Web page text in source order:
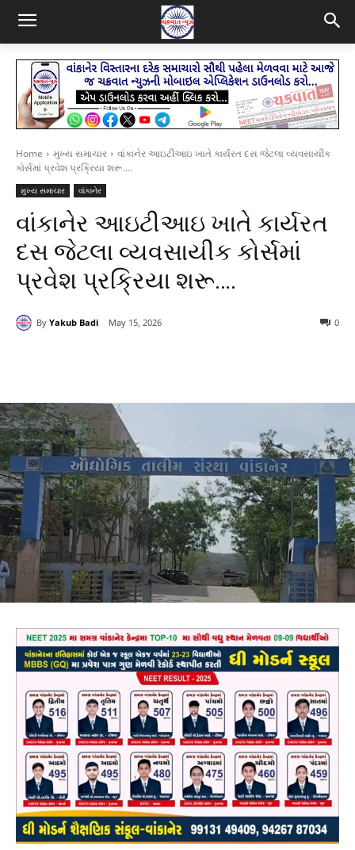
Home મુખ્ય સમાચાર
વાંકાનેર આઇટીઆઇ ખાતે કાર્યરત દસ જેટલા વ્યવસાયીક
કોર્સમાં પ્રવેશ પ્રક્રિયા શરૂ....
મુખ્ય સમાચાર વાંકાનેર
વાંકાનેર આઇટીઆઇ ખાતે કાર્યરત
દસ જેટલા વ્યવસાયીક કોર્સમાં
પ્રવેશ પ્રક્રિયા શરૂ….
By Yakub Badi May 15, 2026 0